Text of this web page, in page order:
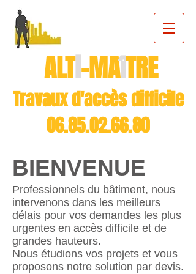
ALTi-MAîTRE
Travaux d'accès difficile
06.85.02.66.80
BIENVENUE
​Professionnels du bâtiment, nous
intervenons dans les meilleurs
délais pour vos demandes les plus
urgentes en accès difficile et de
grandes hauteurs.
Nous étudions vos projets et vous
proposons notre solution par devis.